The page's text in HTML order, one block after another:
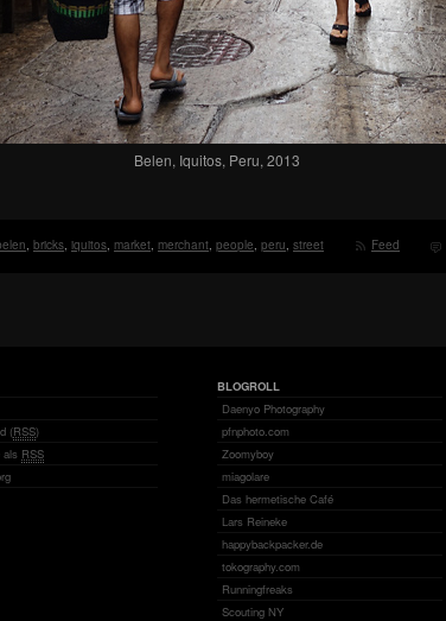
Belen, Iquitos, Peru, 2013
, bricks, iquitos, market, merchant, people, peru, street Feed
(RSS)
als RSS
BLOGROLL
Daenyo Photography
pfnphoto.com
Zoomyboy
miagolare
Das hermetische Café
Lars Reineke
happybackpacker.de
tokography.com
Runningfreaks
Scouting NY